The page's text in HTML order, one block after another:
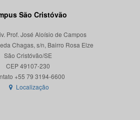
São Cristóvão
Prof. José Aloísio de Campos
Chagas, s/n, Bairro Rosa Elze
São Cristóvão/SE
CEP 49107-230
Localização